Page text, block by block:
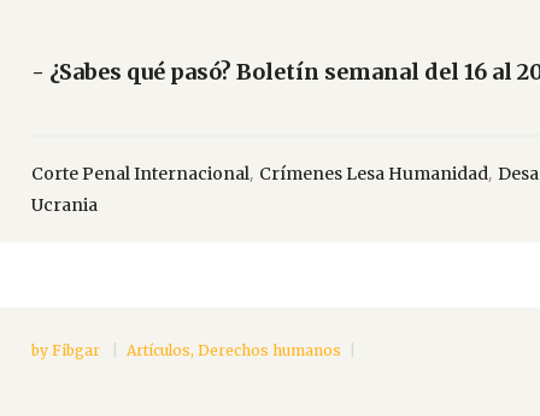
- ¿Sabes qué pasó? Boletín semanal del 16 al
Corte Penal Internacional, Crímenes Lesa Humanidad,
Ucrania
by Fibgar Artículos, Derechos humanos